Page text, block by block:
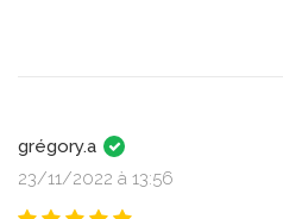
grégory.a
23/11/2022 à 13:56